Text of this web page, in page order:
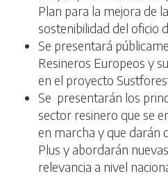
Plan para la mejora de
sostenibilidad del oficio
Se presentará
Resineros Europeos y
en el proyecto
Se presentarán los
sector resinero que se
en marcha y que darán
Plus y abordarán
relevancia a nivel